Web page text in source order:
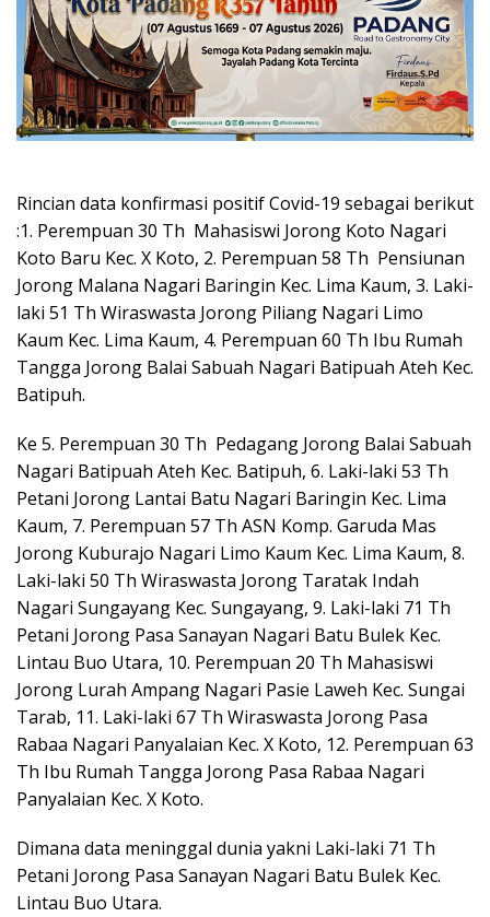
Rincian data konfirmasi positif Covid-19 sebagai berikut
:1. Perempuan 30 Th Mahasiswi Jorong Koto Nagari
Koto Baru Kec. X Koto, 2. Perempuan 58 Th Pensiunan
Jorong Malana Nagari Baringin Kec. Lima Kaum, 3. Laki-
laki 51 Th Wiraswasta Jorong Piliang Nagari Limo
Kaum Kec. Lima Kaum, 4. Perempuan 60 Th Ibu Rumah
Tangga Jorong Balai Sabuah Nagari Batipuah Ateh Kec.
Batipuh.
Ke 5. Perempuan 30 Th Pedagang Jorong Balai Sabuah
Nagari Batipuah Ateh Kec. Batipuh, 6. Laki-laki 53 Th
Petani Jorong Lantai Batu Nagari Baringin Kec. Lima
Kaum, 7. Perempuan 57 Th ASN Komp. Garuda Mas
Jorong Kuburajo Nagari Limo Kaum Kec. Lima Kaum, 8.
Laki-laki 50 Th Wiraswasta Jorong Taratak Indah
Nagari Sungayang Kec. Sungayang, 9. Laki-laki 71 Th
Petani Jorong Pasa Sanayan Nagari Batu Bulek Kec.
Lintau Buo Utara, 10. Perempuan 20 Th Mahasiswi
Jorong Lurah Ampang Nagari Pasie Laweh Kec. Sungai
Tarab, 11. Laki-laki 67 Th Wiraswasta Jorong Pasa
Rabaa Nagari Panyalaian Kec. X Koto, 12. Perempuan 63
Th Ibu Rumah Tangga Jorong Pasa Rabaa Nagari
Panyalaian Kec. X Koto.
Dimana data meninggal dunia yakni Laki-laki 71 Th
Petani Jorong Pasa Sanayan Nagari Batu Bulek Kec.
Lintau Buo Utara.